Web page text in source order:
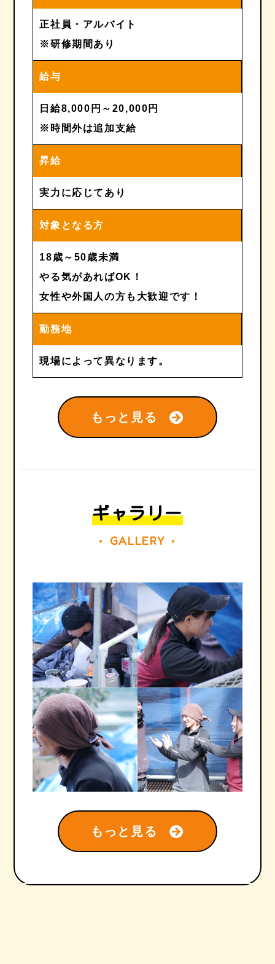
正社員・アルバイト
※研修期間あり
給与
日給8,000円～20,000円
※時間外は追加支給
昇給
実力に応じてあり
対象となる方
18歳～50歳未満
やる気があればOK！
女性や外国人の方も大歓迎です！
勤務地
現場によって異なります。
もっと見る
ギャラリー
● GALLERY ●
もっと見る